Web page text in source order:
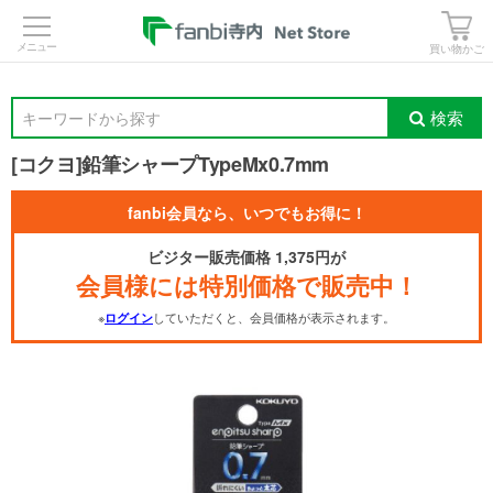
買い物かご
キーワードから探す 検索
[コクヨ]鉛筆シャープTypeMx0.7mm
fanbi会員なら、いつでもお得に！
ビジター販売価格 1,375円が
会員様には特別価格で販売中！
※ログインしていただくと、会員価格が表示されます。